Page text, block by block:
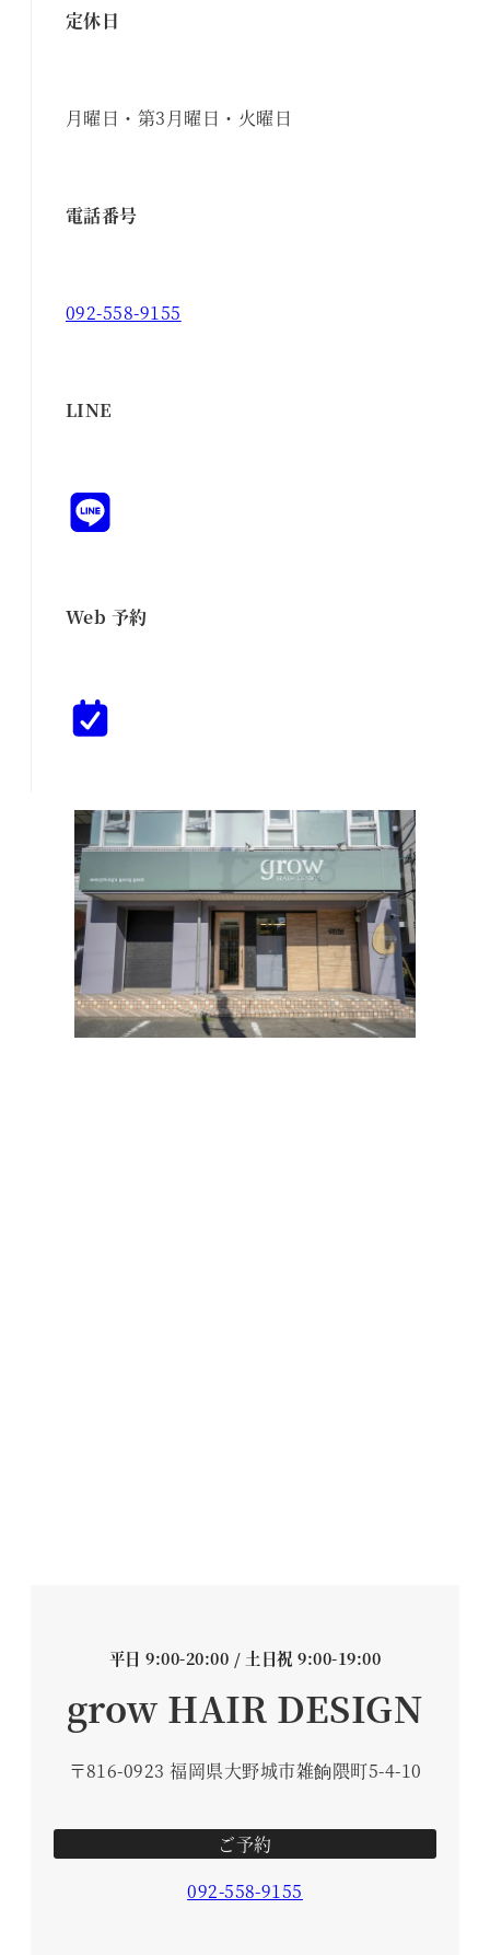
定休日
月曜日・第3月曜日・火曜日
電話番号
092-558-9155
LINE
Web 予約
平日 9:00-20:00 / 土日祝 9:00-19:00
grow HAIR DESIGN
〒816-0923 福岡県大野城市雑餉隈町5-4-10
ご予約
092-558-9155